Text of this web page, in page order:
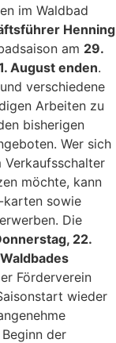
im Waldbad
Henning
am 29.
August enden.
verschiedene
Arbeiten zu
bisherigen
Wer sich
möchte, kann
karten sowie
Die
22.
Förderverein
wieder
der